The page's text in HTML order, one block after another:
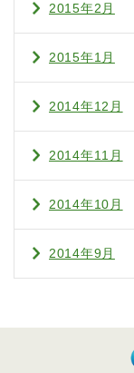
2015年2月
2015年1月
2014年12月
2014年11月
2014年10月
2014年9月